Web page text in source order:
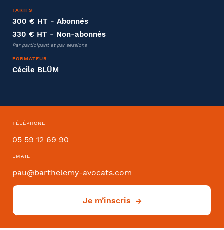
TARIFS
300 € HT - Abonnés
330 € HT - Non-abonnés
Par participant et par sessions
FORMATEUR
Cécile BLÜM
TÉLÉPHONE
05 59 12 69 90
EMAIL
pau@barthelemy-avocats.com
Je m’inscris
Entreprise
Société
Fonction
Effectifs dans l'entreprise